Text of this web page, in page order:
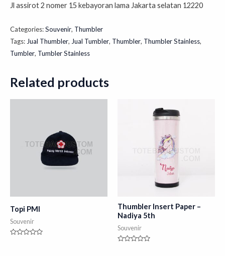
Jl assirot 2 nomer 15 kebayoran lama Jakarta selatan 12220
Categories:Souvenir, Thumbler
Tags: Jual Thumbler, Jual Tumbler, Thumbler, Thumbler Stainless,
Tumbler, Tumbler Stainless
Related products
Topi PMI
Souvenir
Thumbler Insert Paper –
Nadiya 5th
Souvenir